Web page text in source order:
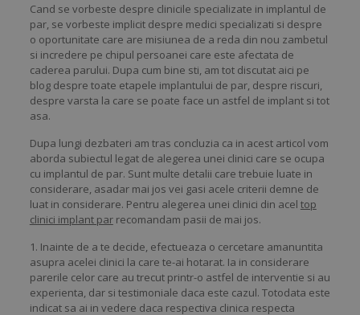
Cand se vorbeste despre clinicile specializate in implantul de
par, se vorbeste implicit despre medici specializati si despre
o oportunitate care are misiunea de a reda din nou zambetul
si incredere pe chipul persoanei care este afectata de
caderea parului. Dupa cum bine sti, am tot discutat aici pe
blog despre toate etapele implantului de par, despre riscuri,
despre varsta la care se poate face un astfel de implant si tot
asa.
Dupa lungi dezbateri am tras concluzia ca in acest articol vom
aborda subiectul legat de alegerea unei clinici care se ocupa
cu implantul de par. Sunt multe detalii care trebuie luate in
considerare, asadar mai jos vei gasi acele criterii demne de
luat in considerare. Pentru alegerea unei clinici din acel top
clinici implant parrecomandam pasii de mai jos.
1. Inainte de a te decide, efectueaza o cercetare amanuntita
asupra acelei clinici la care te-ai hotarat. Ia in considerare
parerile celor care au trecut printr-o astfel de interventie si au
experienta, dar si testimoniale daca este cazul. Totodata este
indicat sa ai in vedere daca respectiva clinica respecta